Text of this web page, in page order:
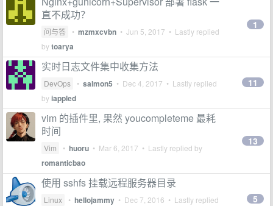
直不成功？
问与答 • mzmxcvbn • Jun 5, 2017 • Lastly replied
bytoarya
1
实时日志文件集中收集方法
DevOps • salmon5 • Dec 4, 2017 • Lastly replied
byiappled
11
vim 的插件里, 果然 youcompleteme 最耗
时间
Vim • huoru • Mar 6, 2017 • Lastly replied by
romanticbao
13
使用 sshfs 挂载远程服务器目录
Linux • hellojammy • Dec 7, 2016 • Lastly replied
5